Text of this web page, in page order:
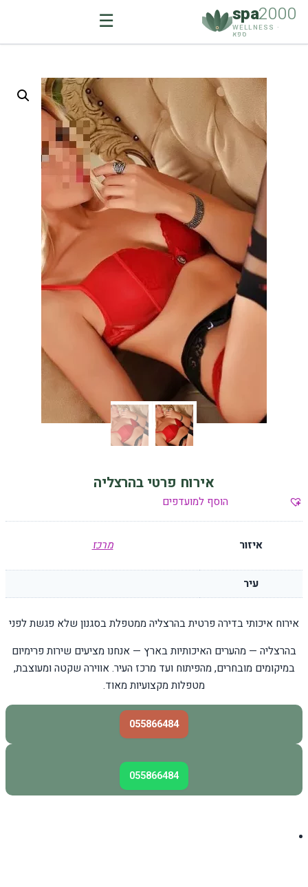
spa2000
WELLNESS ·
ספא ☰
אירוח פרטי בהרצליה
הוסף למועדפים
איזור מרכז
עיר
אירוח איכותי בדירה פרטית בהרצליה ממטפלת בסגנון שלא פגשת לפני
בהרצליה — מהערים האיכותיות בארץ — אנחנו מציעים שירות פרימיום
במיקומים מובחרים, מהפיתוח ועד מרכז העיר. אווירה שקטה ומעוצבת,
מטפלות מקצועיות מאוד.
055866484
055866484